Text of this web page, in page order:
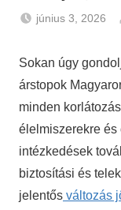
június 3, 2026
Sokan úgy
árstopok
minden
élelmiszerekre
intézkedések
biztosítási és
jelentős változás